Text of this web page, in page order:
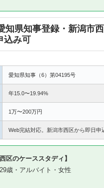
県知事登録・新潟市
込み可
愛知県知事（6）第04195号
年15.0〜19.94%
1万〜200万円
Web完結対応。新潟市西区から即日申
区のケーススタディ】
歳・アルバイト・女性